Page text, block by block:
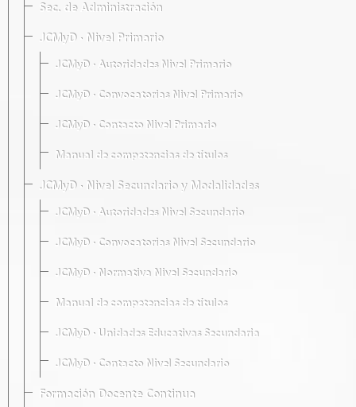
Sec. de Administración
JCMyD · Nivel Primario
JCMyD · Autoridades Nivel Primario
JCMyD · Convocatorias Nivel Primario
JCMyD · Contacto Nivel Primario
Manual de competencias de títulos
JCMyD · Nivel Secundario y Modalidades
JCMyD · Autoridades Nivel Secundario
JCMyD · Convocatorias Nivel Secundario
JCMyD · Normativa Nivel Secundario
Manual de competencias de títulos
JCMyD · Unidades Educativas Secundaria
JCMyD · Contacto Nivel Secundario
Formación Docente Continua